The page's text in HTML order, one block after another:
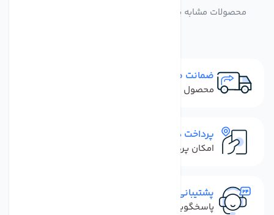
محصولات مشابه پمپ دستگاه تصفیه آب اسمارت 100 گالن
ضمانت مرجوعی
محصول نباید آسیب دیده باشد
پرداخت در محل
امکان پرداخت کل فاکتور در محل
پشتیبانی سریع
پاسخگویی سریع به تماس‌ها و پیام‌ها